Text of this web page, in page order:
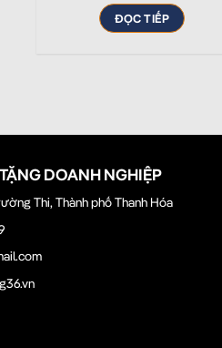
ĐỌC TIẾP
DOANH NGHIỆP
Thi, Thành phố Thanh Hóa